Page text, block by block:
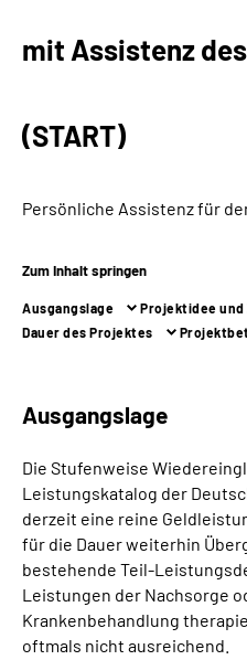
Über uns
Inhalte in
Leichte Sprache
Suche
mit Assistenz
(START)
Persönliche Assistenz für
Zum Inhalt springen
Ausgangslage
Projektidee
Dauer des Projektes
Ausgangslage
Die Stufenweise
Leistungskatalog der
derzeit eine reine
für die Dauer weiterhin
bestehende Teil-
Leistungen der Nachsorge
Krankenbehandlung
oftmals nicht ausreichend.